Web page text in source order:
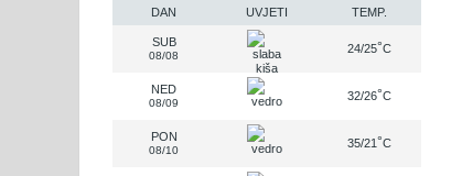
DAN UVJETI TEMP.
SUB
08/08
24/25°C
NED
08/09
32/26°C
PON
08/10
35/21°C